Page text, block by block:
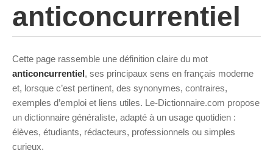
anticoncurrentiel
Cette page rassemble une définition claire du mot
anticoncurrentiel, ses principaux sens en français moderne
et, lorsque c’est pertinent, des synonymes, contraires,
exemples d’emploi et liens utiles. Le-Dictionnaire.com propose
un dictionnaire généraliste, adapté à un usage quotidien :
élèves, étudiants, rédacteurs, professionnels ou simples
curieux.